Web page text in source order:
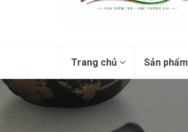
Trang chủ Sản phẩm